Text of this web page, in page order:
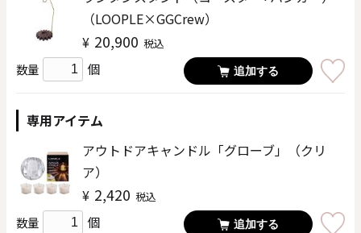
（LOOPLE×GGCrew）
¥ 20,900 税込
数量 個 追加する
専用アイテム
アウトドアキャンドル「グローブ」（クリ
ア）
¥ 2,420 税込
数量 個 追加する